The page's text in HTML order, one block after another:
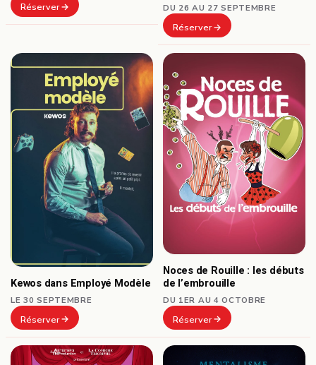
Réserver DU 26 AU 27 SEPTEMBRE
Réserver
Kewos dans Employé Modèle
LE 30 SEPTEMBRE
Réserver
Noces de Rouille : les débuts
de l’embrouille
DU 1ER AU 4 OCTOBRE
Réserver